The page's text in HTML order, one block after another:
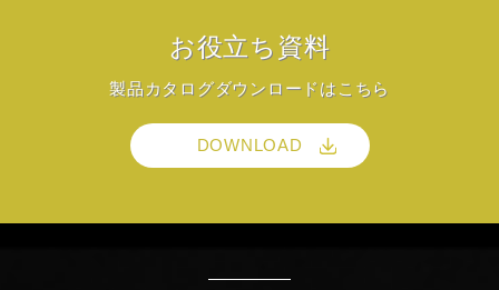
お役立ち資料
製品カタログダウンロードはこちら
DOWNLOAD